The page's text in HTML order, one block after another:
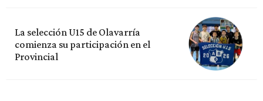
La selección U15 de Olavarría
comienza su participación en el
Provincial